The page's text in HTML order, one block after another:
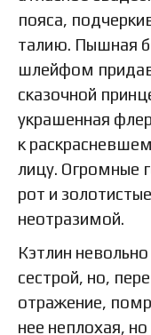
пояса,
талию. Пышная
шлейфом
сказочной
украшенная
к
лицу. Огромные
рот и
неотразимой.
Кэтлин
сестрой, но,
отражение,
нее неплохая,